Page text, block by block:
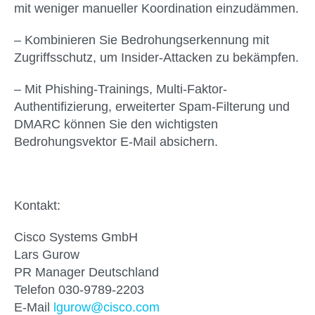
mit weniger manueller Koordination einzudämmen.
– Kombinieren Sie Bedrohungserkennung mit
Zugriffsschutz, um Insider-Attacken zu bekämpfen.
– Mit Phishing-Trainings, Multi-Faktor-
Authentifizierung, erweiterter Spam-Filterung und
DMARC können Sie den wichtigsten
Bedrohungsvektor E-Mail absichern.
Kontakt:
Cisco Systems GmbH
Lars Gurow
PR Manager Deutschland
Telefon 030-9789-2203
E-Mail lgurow@cisco.com